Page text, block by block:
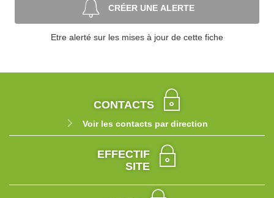
CRÉER UNE ALERTE
Etre alerté sur les mises à jour de cette fiche
CONTACTS
Voir les contacts par direction
EFFECTIF
SITE